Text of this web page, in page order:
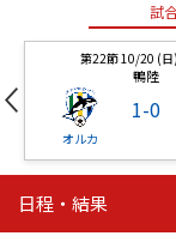
試
第22節 10/20 (
鴨陸
オルカ
1-0
第22節 10/20 (日)
鴨陸
日程・結果